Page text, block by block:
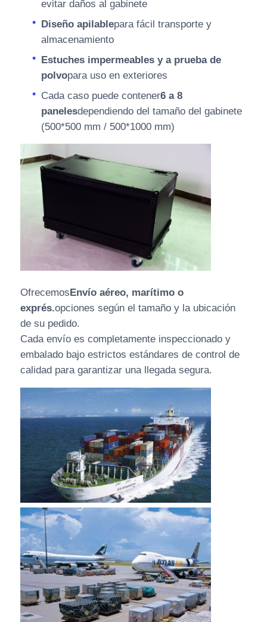
evitar daños al gabinete
Diseño apilablepara fácil transporte y
almacenamiento
Estuches impermeables y a prueba de
polvopara uso en exteriores
Cada caso puede contener6 a 8
panelesdependiendo del tamaño del gabinete
(500*500 mm / 500*1000 mm)
OfrecemosEnvío aéreo, marítimo o
exprés.opciones según el tamaño y la ubicación
de su pedido.
Cada envío es completamente inspeccionado y
embalado bajo estrictos estándares de control de
calidad para garantizar una llegada segura.